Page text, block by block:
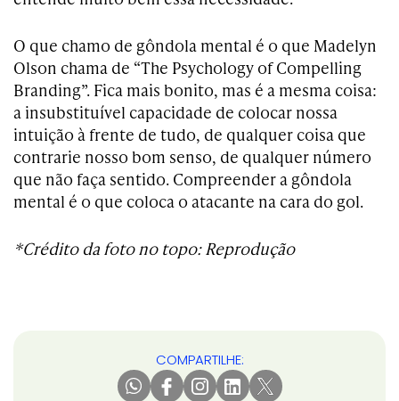
O que chamo de gôndola mental é o que Madelyn
Olson chama de “The Psychology of Compelling
Branding”. Fica mais bonito, mas é a mesma coisa:
a insubstituível capacidade de colocar nossa
intuição à frente de tudo, de qualquer coisa que
contrarie nosso bom senso, de qualquer número
que não faça sentido. Compreender a gôndola
mental é o que coloca o atacante na cara do gol.
*Crédito da foto no topo: Reprodução
COMPARTILHE: